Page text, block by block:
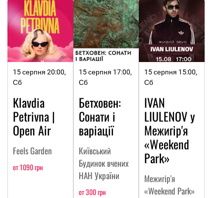
15 серпня 20:00,
Сб
Klavdia
Petrivna |
Open Air
Feels Garden
от 1090 грн
15 серпня 17:00,
Сб
Бетховен:
Сонати і
варіації
Київський
Будинок вчених
НАН України
от 300 грн
15 серпня 15:00,
Сб
IVAN
LIULENOV у
Межигір'я
«Weekend
Park»
Межигір'я
«Weekend Park»